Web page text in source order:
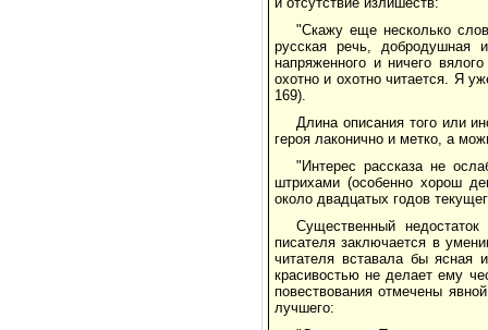
"Скажу еще несколько
русская речь, добродушная
напряженного и ничего
охотно и охотно читается. Я
169).
Длина описания того или
героя лаконично и метко, а
"Интерес рассказа не
штрихами (особенно хорош
около двадцатых годов
Существенный
писателя заключается в
читателя вставала бы ясная
красивостью не делает ему
повествования отмечены
лучшего: